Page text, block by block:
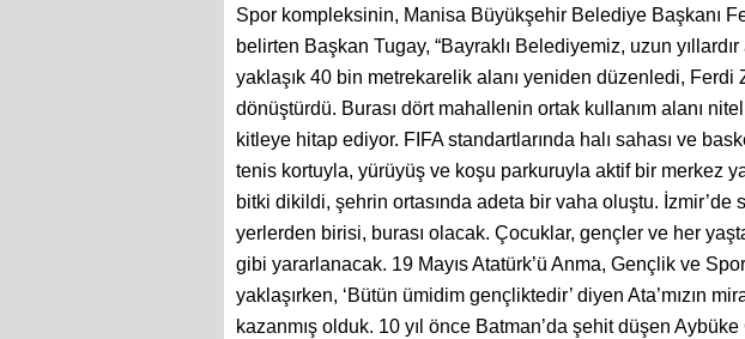
Spor kompleksinin, Manisa Büyükşehir Belediye Başkanı
belirten Başkan Tugay, “Bayraklı Belediyemiz, uzun
yaklaşık 40 bin metrekarelik alanı yeniden düzenledi,
dönüştürdü. Burası dört mahallenin ortak kullanım alanı
kitleye hitap ediyor. FIFA standartlarında halı sahası ve
tenis kortuyla, yürüyüş ve koşu parkuruyla aktif bir merkez
bitki dikildi, şehrin ortasında adeta bir vaha oluştu. İzmir’de
yerlerden birisi, burası olacak. Çocuklar, gençler ve her
gibi yararlanacak. 19 Mayıs Atatürk’ü Anma, Gençlik ve Spor
yaklaşırken, ‘Bütün ümidim gençliktedir’ diyen Ata’mızın
kazanmış olduk. 10 yıl önce Batman’da şehit düşen